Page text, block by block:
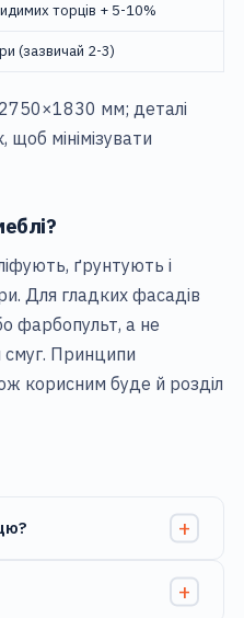
торців + 5-10%
(зазвичай 2-3)
мм; деталі
щоб мінімізувати
ґрунтують і
Для гладких фасадів
фарбопульт, а не
смуг. Принципи
корисним буде й розділ